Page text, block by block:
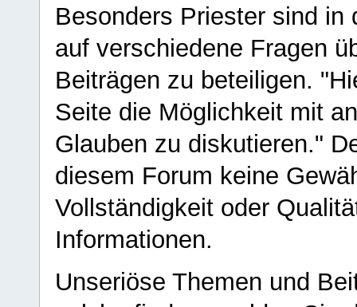
Besonders Priester sind in
auf verschiedene Fragen
Beiträgen zu beteiligen.
Seite die Möglichkeit mit
Glauben zu diskutieren."
diesem Forum keine
Vollständigkeit oder
Informationen.
Unseriöse Themen und